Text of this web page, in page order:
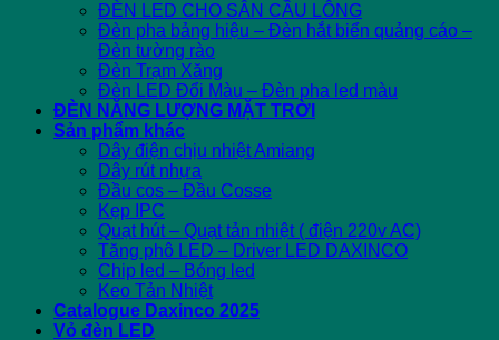
ĐÈN LED CHO SÂN CẦU LÔNG
Đèn pha bảng hiệu – Đèn hắt biển quảng cáo –
Đèn tường rào
Đèn Trạm Xăng
Đèn LED Đổi Màu – Đèn pha led màu
ĐÈN NĂNG LƯỢNG MẶT TRỜI
Sản phẩm khác
Dây điện chịu nhiệt Amiang
Dây rút nhựa
Đầu cos – Đầu Cosse
Kẹp IPC
Quạt hút – Quạt tản nhiệt ( điện 220v AC)
Tăng phô LED – Driver LED DAXINCO
Chip led – Bóng led
Keo Tản Nhiệt
Catalogue Daxinco 2025
Vỏ đèn LED